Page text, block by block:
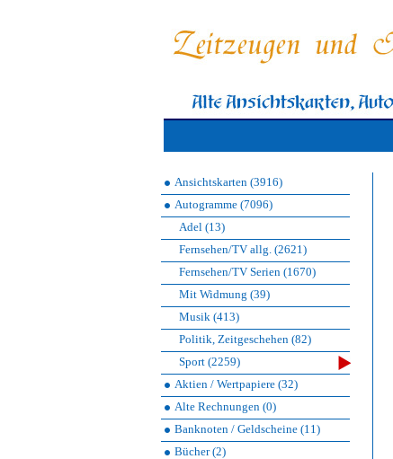
Ansichtskarten (3916)
Autogramme (7096)
Adel (13)
Fernsehen/TV allg. (2621)
Fernsehen/TV Serien (1670)
Mit Widmung (39)
Musik (413)
Politik, Zeitgeschehen (82)
Sport (2259)
Aktien / Wertpapiere (32)
Alte Rechnungen (0)
Banknoten / Geldscheine (11)
Bücher (2)